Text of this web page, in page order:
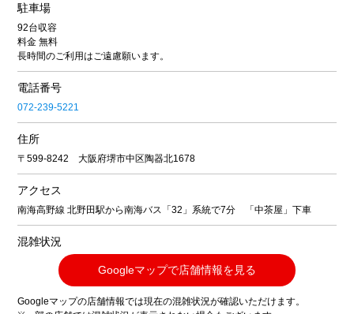
駐車場
92台収容
料金 無料
長時間のご利用はご遠慮願います。
電話番号
072-239-5221
住所
〒599-8242 大阪府堺市中区陶器北1678
アクセス
南海高野線 北野田駅から南海バス「32」系統で7分 「中茶屋」下車
混雑状況
Googleマップで店舗情報を見る
Googleマップの店舗情報では現在の混雑状況が確認いただけます。